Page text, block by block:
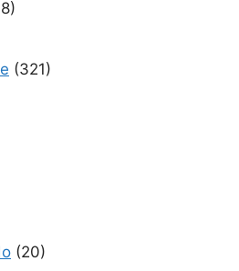
(321)
(20)